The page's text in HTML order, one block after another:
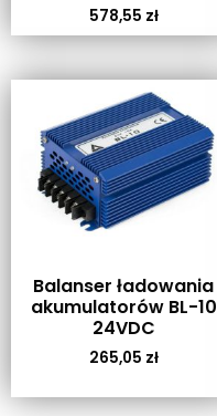
578,55 zł
Balanser ładowania
akumulatorów BL-10
24VDC
265,05 zł